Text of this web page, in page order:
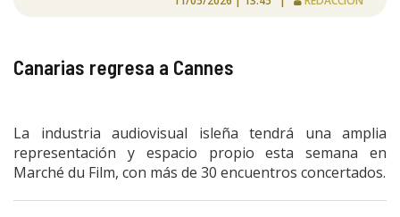
Canarias regresa a Cannes
La industria audiovisual isleña tendrá una amplia
representación y espacio propio esta semana en
Marché du Film, con más de 30 encuentros concertados.